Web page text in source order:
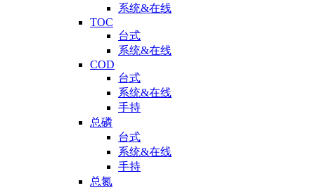
系统&在线
TOC
台式
系统&在线
COD
台式
系统&在线
手持
总磷
台式
系统&在线
手持
总氮